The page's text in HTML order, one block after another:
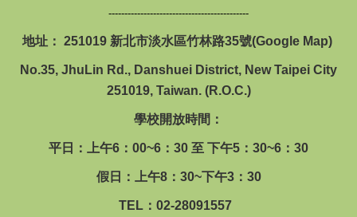
--------------------------------------------
地址： 251019 新北市淡水區竹林路35號(Google Map)
No.35, JhuLin Rd., Danshuei District, New Taipei City
251019, Taiwan. (R.O.C.)
學校開放時間：
平日：上午6：00~6：30 至 下午5：30~6：30
假日：上午8：30~下午3：30
TEL：02-28091557